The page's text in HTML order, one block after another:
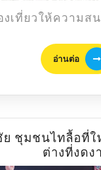
เที่ยวให้ความส
อ่านต่อ
ชุมชนไทลื้อที่
ต่างที่งดง